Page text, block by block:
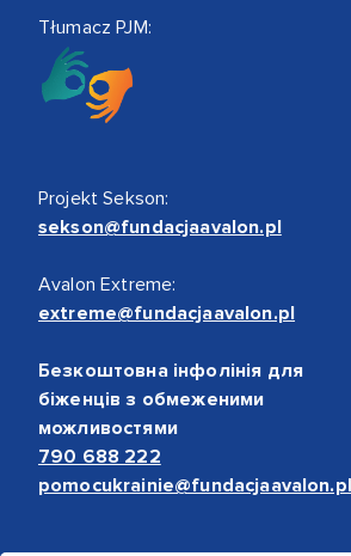
Tłumacz PJM:
Projekt Sekson:
sekson@fundacjaavalon.pl
Avalon Extreme:
extreme@fundacjaavalon.pl
Безкоштовна інфолінія для
біженців з обмеженими
можливостями
790 688 222
pomocukrainie@fundacjaavalon.pl